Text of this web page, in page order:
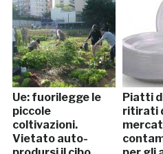
Ue: fuorilegge le
piccole
coltivazioni.
Vietato auto-
Piatti
ritirati